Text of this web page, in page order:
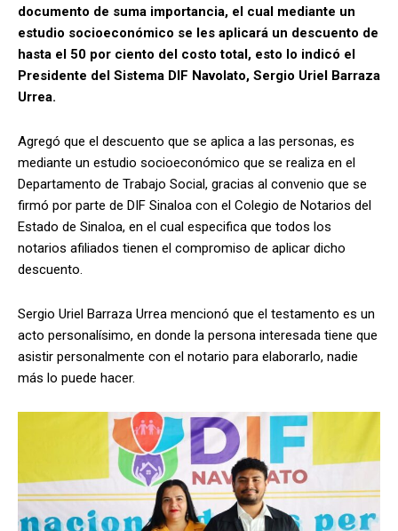
documento de suma importancia, el cual mediante un
estudio socioeconómico se les aplicará un descuento de
hasta el 50 por ciento del costo total, esto lo indicó el
Presidente del Sistema DIF Navolato, Sergio Uriel Barraza
Urrea.
Agregó que el descuento que se aplica a las personas, es
mediante un estudio socioeconómico que se realiza en el
Departamento de Trabajo Social, gracias al convenio que se
firmó por parte de DIF Sinaloa con el Colegio de Notarios del
Estado de Sinaloa, en el cual especifica que todos los
notarios afiliados tienen el compromiso de aplicar dicho
descuento.
Sergio Uriel Barraza Urrea mencionó que el testamento es un
acto personalísimo, en donde la persona interesada tiene que
asistir personalmente con el notario para elaborarlo, nadie
más lo puede hacer.